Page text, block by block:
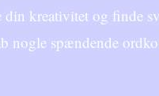
kreativitet og finde
nogle spændende